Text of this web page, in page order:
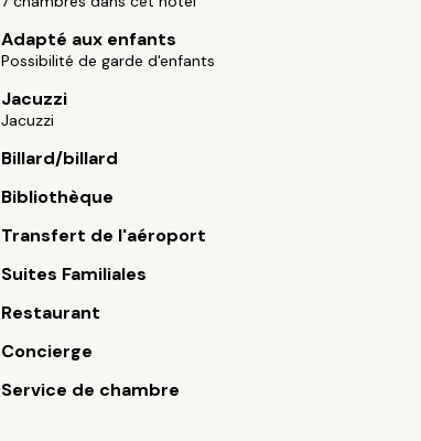
Adapté aux enfants
Possibilité de garde d'enfants
Jacuzzi
Jacuzzi
Billard/billard
Bibliothèque
Transfert de l'aéroport
Suites Familiales
Restaurant
Concierge
Service de chambre